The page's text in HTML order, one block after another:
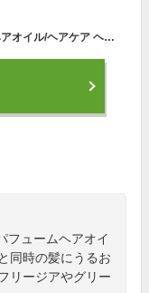
【送料無料】[公式] ダメージケアパフュームヘアオイル/ヘアケア ヘアミルク ダメージケア 韓国コスメ 栄養 水分 ウォーターフリー エンジェルリング 香り 香水 ピンク プレゼント オリーブヤング 色：ピンク、サイズ：30ml
フュームヘアオイ
同時の髪にうるお
リージアやグリー